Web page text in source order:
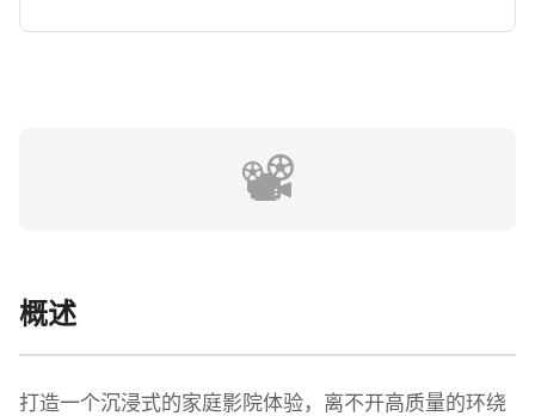
📽️
概述
打造一个沉浸式的家庭影院体验，离不开高质量的环绕